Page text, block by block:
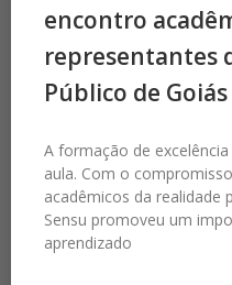
encontro
representantes
Público de Goiás
A formação de
aula. Com o
acadêmicos da realidade
Sensu promoveu um
aprendizado